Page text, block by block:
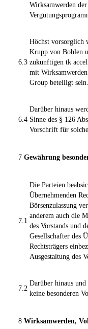
Wirksamwerden
6.3
Höchst vorsorglich
Krupp von Bohlen
zukünftigen tk
mit
Group beteiligt sein.
6.4
Darüber hinaus
Sinne des § 126
Vorschrift für solche
7 Gewährung
7.1
Die Parteien
Übernehmenden
Börsenzulassung
anderem auch die
des Vorstands und
Gesellschafter des
Rechtsträgers
Ausgestaltung des
7.2
Darüber hinaus
keine besonderen
8 Wirksamwerden,